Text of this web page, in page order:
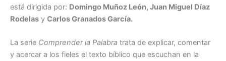
está dirigida por: Domingo Muñoz León, Juan Miguel Díaz
Rodelas y Carlos Granados García.
La serie Comprender la Palabra trata de explicar, comentar
y acercar a los fieles el texto bíblico que escuchan en la